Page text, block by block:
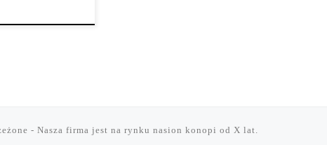
- Nasza firma jest na rynku nasion konopi od X lat.